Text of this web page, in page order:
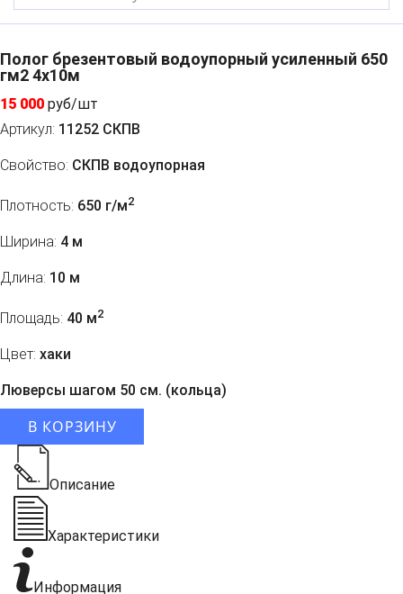
Полог брезентовый водоупорный усиленный 650
гм2 4x10м
15 000 руб/шт
Артикул: 11252 СКПВ
Свойство: СКПВ водоупорная
Плотность: 650 г/м2
Ширина: 4 м
Длина: 10 м
Площадь: 40 м2
Цвет: хаки
Люверсы шагом 50 см. (кольца)
В КОРЗИНУ
Описание
Характеристики
Информация